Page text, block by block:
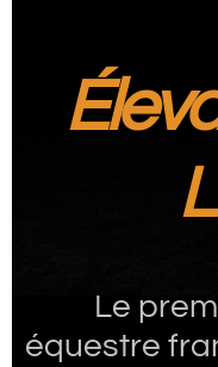
Le
équestre